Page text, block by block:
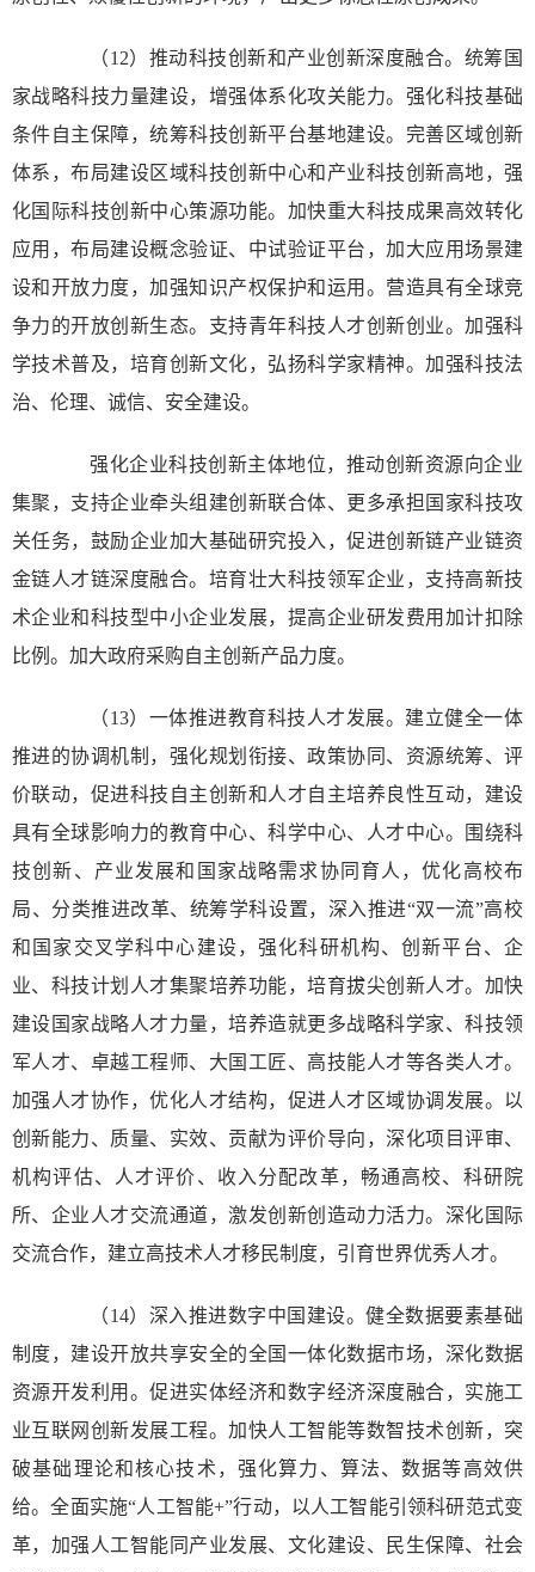
（12）推动科技创新和产业创新深度融合。统筹国
家战略科技力量建设，增强体系化攻关能力。强化科技基础
条件自主保障，统筹科技创新平台基地建设。完善区域创新
体系，布局建设区域科技创新中心和产业科技创新高地，强
化国际科技创新中心策源功能。加快重大科技成果高效转化
应用，布局建设概念验证、中试验证平台，加大应用场景建
设和开放力度，加强知识产权保护和运用。营造具有全球竞
争力的开放创新生态。支持青年科技人才创新创业。加强科
学技术普及，培育创新文化，弘扬科学家精神。加强科技法
治、伦理、诚信、安全建设。
强化企业科技创新主体地位，推动创新资源向企业
集聚，支持企业牵头组建创新联合体、更多承担国家科技攻
关任务，鼓励企业加大基础研究投入，促进创新链产业链资
金链人才链深度融合。培育壮大科技领军企业，支持高新技
术企业和科技型中小企业发展，提高企业研发费用加计扣除
比例。加大政府采购自主创新产品力度。
（13）一体推进教育科技人才发展。建立健全一体
推进的协调机制，强化规划衔接、政策协同、资源统筹、评
价联动，促进科技自主创新和人才自主培养良性互动，建设
具有全球影响力的教育中心、科学中心、人才中心。围绕科
技创新、产业发展和国家战略需求协同育人，优化高校布
局、分类推进改革、统筹学科设置，深入推进“双一流”高校
和国家交叉学科中心建设，强化科研机构、创新平台、企
业、科技计划人才集聚培养功能，培育拔尖创新人才。加快
建设国家战略人才力量，培养造就更多战略科学家、科技领
军人才、卓越工程师、大国工匠、高技能人才等各类人才。
加强人才协作，优化人才结构，促进人才区域协调发展。以
创新能力、质量、实效、贡献为评价导向，深化项目评审、
机构评估、人才评价、收入分配改革，畅通高校、科研院
所、企业人才交流通道，激发创新创造动力活力。深化国际
交流合作，建立高技术人才移民制度，引育世界优秀人才。
（14）深入推进数字中国建设。健全数据要素基础
制度，建设开放共享安全的全国一体化数据市场，深化数据
资源开发利用。促进实体经济和数字经济深度融合，实施工
业互联网创新发展工程。加快人工智能等数智技术创新，突
破基础理论和核心技术，强化算力、算法、数据等高效供
给。全面实施“人工智能+”行动，以人工智能引领科研范式变
革，加强人工智能同产业发展、文化建设、民生保障、社会